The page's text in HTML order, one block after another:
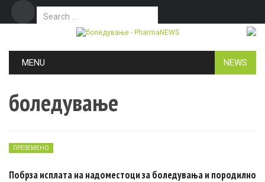
Search for:
MENU NEWS
боледување
ПРЕЗЕМЕНО
Побрза исплата на надоместоци за боледувања и породилно